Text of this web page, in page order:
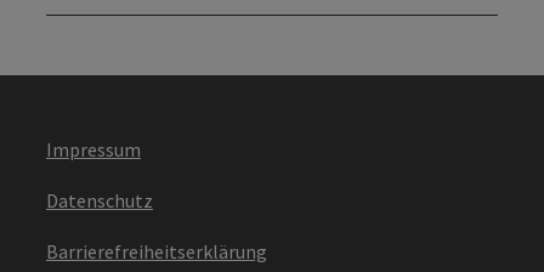
Impressum
Datenschutz
Barrierefreiheitserklärung